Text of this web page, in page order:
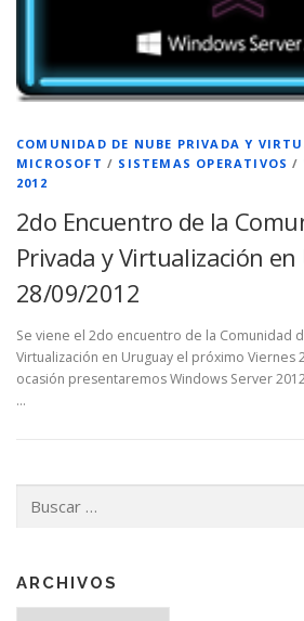
COMUNIDAD DE NUBE PRIVADA Y
MICROSOFT / SISTEMAS OPERATIVOS /
2012
2do Encuentro de la
Privada y Virtualización
28/09/2012
Se viene el 2do encuentro de la Comunidad
Virtualización en Uruguay el próximo Viernes
ocasión presentaremos Windows Server
…
ARCHIVOS